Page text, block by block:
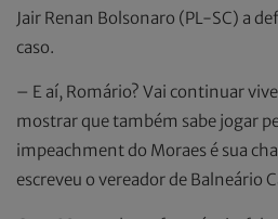
Jair Renan Bolsonaro (PL-SC) a
caso.
– E aí, Romário? Vai continuar
mostrar que também sabe jogar
impeachment do Moraes é sua
escreveu o vereador de Balneário